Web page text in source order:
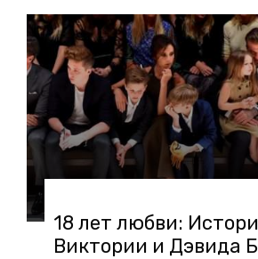
18 лет любви:
Виктории и Дэвида